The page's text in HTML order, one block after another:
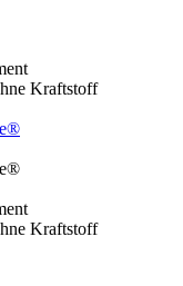
Kraftstoff
Kraftstoff